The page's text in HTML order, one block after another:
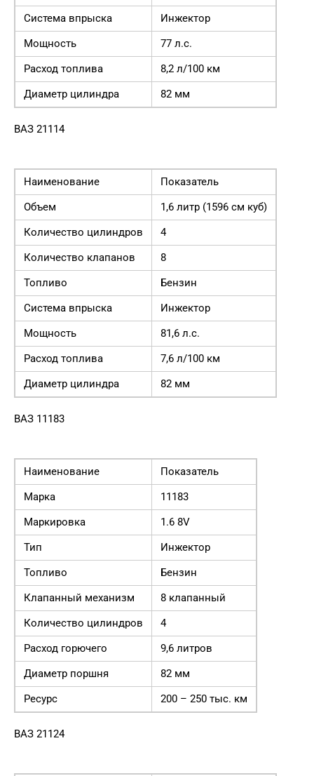
Система впрыска
Инжектор
Мощность
77 л.с.
Расход топлива
8,2 л/100 км
Диаметр цилиндра
82 мм
ВАЗ 21114
Наименование
Показатель
Объем
1,6 литр (1596 см куб)
Количество цилиндров
4
Количество клапанов
8
Топливо
Бензин
Система впрыска
Инжектор
Мощность
81,6 л.с.
Расход топлива
7,6 л/100 км
Диаметр цилиндра
82 мм
ВАЗ 11183
Наименование
Показатель
Марка
11183
Маркировка
1.6 8V
Тип
Инжектор
Топливо
Бензин
Клапанный механизм
8 клапанный
Количество цилиндров
4
Расход горючего
9,6 литров
Диаметр поршня
82 мм
Ресурс
200 – 250 тыс. км
ВАЗ 21124